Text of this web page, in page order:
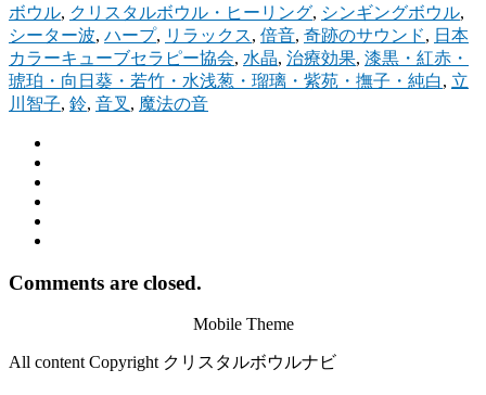
ボウル, クリスタルボウル・ヒーリング, シンギングボウル,
シーター波, ハープ, リラックス, 倍音, 奇跡のサウンド, 日本
カラーキューブセラピー協会, 水晶, 治療効果, 漆黒・紅赤・
琥珀・向日葵・若竹・水浅葱・瑠璃・紫苑・撫子・純白, 立
川智子, 鈴, 音叉 , 魔法の音
Comments are closed.
Mobile Theme
All content Copyright クリスタルボウルナビ